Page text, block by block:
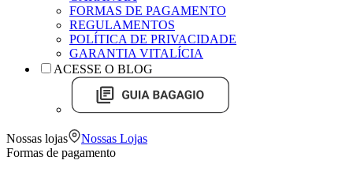
FORMAS DE PAGAMENTO
REGULAMENTOS
POLÍTICA DE PRIVACIDADE
GARANTIA VITALÍCIA
ACESSE O BLOG
Nossas lojas
Nossas Lojas
Formas de pagamento